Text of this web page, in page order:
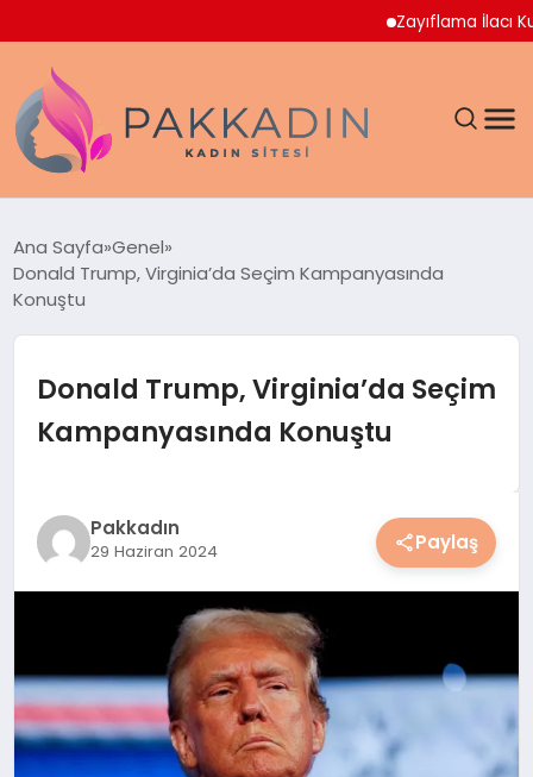
Zayıflama İlacı
KADIN
YAŞAM
YEMEK
HESAPLAMALAR
Ana Sayfa Genel
Donald Trump, Virginia’da Seçim Kampanyasında
Konuştu
Donald Trump, Virginia’da Seçim
Kampanyasında Konuştu
Pakkadın
29 Haziran 2024 Paylaş